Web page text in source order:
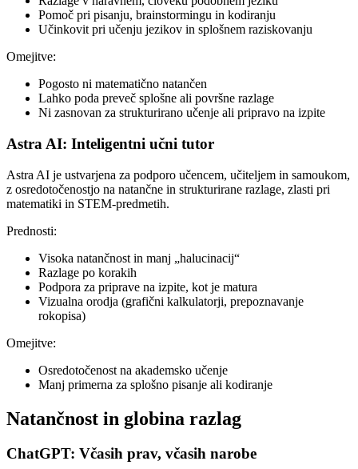
Pomoč pri pisanju, brainstormingu in kodiranju
Učinkovit pri učenju jezikov in splošnem raziskovanju
Omejitve:
Pogosto ni matematično natančen
Lahko poda preveč splošne ali površne razlage
Ni zasnovan za strukturirano učenje ali pripravo na izpite
Astra AI: Inteligentni učni tutor
Astra AI je ustvarjena za podporo učencem, učiteljem in samoukom,
z osredotočenostjo na natančne in strukturirane razlage, zlasti pri
matematiki in STEM-predmetih.
Prednosti:
Visoka natančnost in manj „halucinacij“
Razlage po korakih
Podpora za priprave na izpite, kot je matura
Vizualna orodja (grafični kalkulatorji, prepoznavanje
rokopisa)
Omejitve:
Osredotočenost na akademsko učenje
Manj primerna za splošno pisanje ali kodiranje
Natančnost in globina razlag
ChatGPT: Včasih prav, včasih narobe